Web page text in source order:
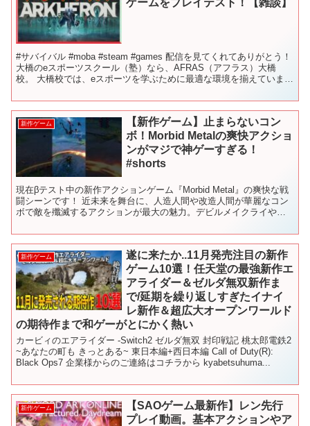
#サバイバル #moba #steam #games 配信を見てくれてありがとう！
大橋のeスポーツスクール（塾）なら、AFRAS（アフラス）大橋
校。 大橋校では、eスポーツを学ぶために最適な環境を揃えていま
新作ゲーム
【新作ゲーム】止まらないコン
ボ！Morbid Metalの爽快アクショ
ンがマジで神ゲーすぎる！
#shorts
現在βテスト中の新作アクションゲーム『Morbid Metal』の爽快な戦
闘シーンです！ 近未来を舞台に、人造人間や改造人間が華麗なコン
ボで敵を殲滅するアクションが最大の魅力。デビルメイクライやベ
新作ゲーム
遂に来たか..11月発売注目の新作
ゲーム10選！任天堂の最強新作エ
アライダー＆ゼルダ無双新作ま
で/延期を繰り返しすぎたイナイ
レ新作＆超広大オープンワールド
の期待作まで和ゲーがとにかく熱い
カービィのエアライダー -Switch2 ゼルダ無双 封印戦記 桃太郎電鉄2
~あなたの町も きっとある~ 東日本編+西日本編 Call of Duty(R):
Black Ops7 企業様からのご連絡はコチラから kyabetsuhuma...
新作ゲーム
【SAOゲーム最新作】レン先行
プレイ動画。基本アクションやア